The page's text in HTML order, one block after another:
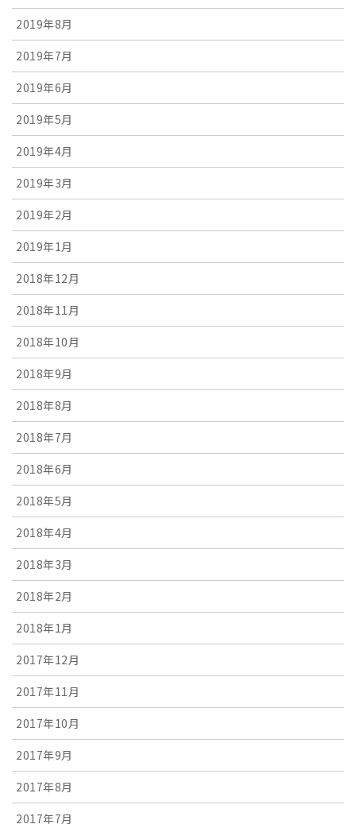
2019年8月
2019年7月
2019年6月
2019年5月
2019年4月
2019年3月
2019年2月
2019年1月
2018年12月
2018年11月
2018年10月
2018年9月
2018年8月
2018年7月
2018年6月
2018年5月
2018年4月
2018年3月
2018年2月
2018年1月
2017年12月
2017年11月
2017年10月
2017年9月
2017年8月
2017年7月